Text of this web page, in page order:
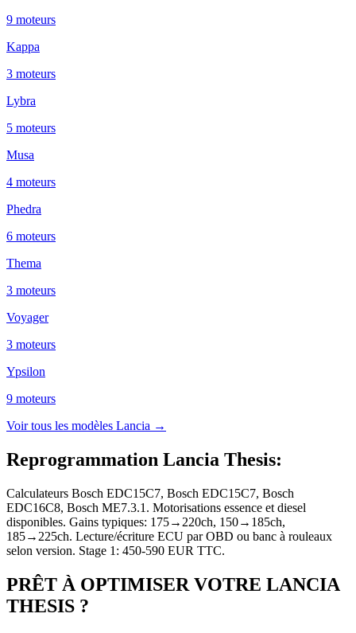
9 moteurs
Kappa
3 moteurs
Lybra
5 moteurs
Musa
4 moteurs
Phedra
6 moteurs
Thema
3 moteurs
Voyager
3 moteurs
Ypsilon
9 moteurs
Voir tous les modèles Lancia →
Reprogrammation Lancia Thesis:
Calculateurs Bosch EDC15C7, Bosch EDC15C7, Bosch
EDC16C8, Bosch ME7.3.1. Motorisations essence et diesel
disponibles. Gains typiques: 175→220ch, 150→185ch,
185→225ch. Lecture/écriture ECU par OBD ou banc à rouleaux
selon version. Stage 1: 450-590 EUR TTC.
PRÊT À OPTIMISER VOTRE LANCIA
THESIS ?